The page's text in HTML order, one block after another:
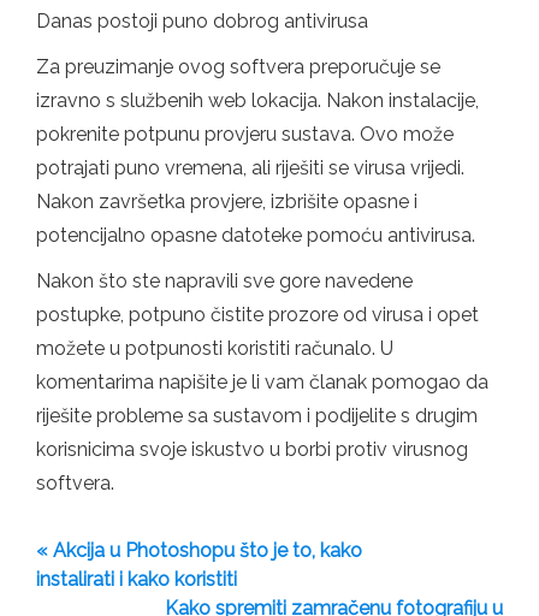
Danas postoji puno dobrog antivirusa
Za preuzimanje ovog softvera preporučuje se
izravno s službenih web lokacija. Nakon instalacije,
pokrenite potpunu provjeru sustava. Ovo može
potrajati puno vremena, ali riješiti se virusa vrijedi.
Nakon završetka provjere, izbrišite opasne i
potencijalno opasne datoteke pomoću antivirusa.
Nakon što ste napravili sve gore navedene
postupke, potpuno čistite prozore od virusa i opet
možete u potpunosti koristiti računalo. U
komentarima napišite je li vam članak pomogao da
riješite probleme sa sustavom i podijelite s drugim
korisnicima svoje iskustvo u borbi protiv virusnog
softvera.
« Akcija u Photoshopu što je to, kako
instalirati i kako koristiti
Kako spremiti zamračenu fotografiju u